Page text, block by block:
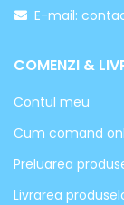
E-mail:
COMENZI &
Contul meu
Cum comand
Preluarea
Livrarea